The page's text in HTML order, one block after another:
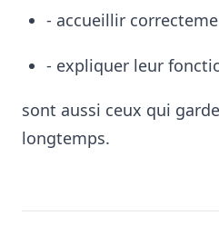
- accueillir
- expliquer leur
sont aussi ceux qui
longtemps.